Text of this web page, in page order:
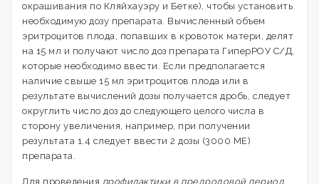
окрашивания по Кляйхауэру и Бетке), чтобы установить
необходимую дозу препарата. Вычисленный объем
эритроцитов плода, попавших в кровоток матери, делят
на 15 мл и получают число доз препарата ГиперРОУ С/Д,
которые необходимо ввести. Если предполагается
наличие свыше 15 мл эритроцитов плода или в
результате вычислений дозы получается дробь, следует
округлить число доз до следующего целого числа в
сторону увеличения, например, при получении
результата 1.4 следует ввести 2 дозы (3000 МЕ)
препарата.
Для проведения профилактики в предродовой период